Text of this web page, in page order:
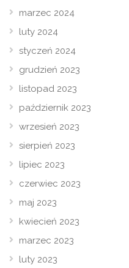
marzec 2024
luty 2024
styczeń 2024
grudzień 2023
listopad 2023
październik 2023
wrzesień 2023
sierpień 2023
lipiec 2023
czerwiec 2023
maj 2023
kwiecień 2023
marzec 2023
luty 2023